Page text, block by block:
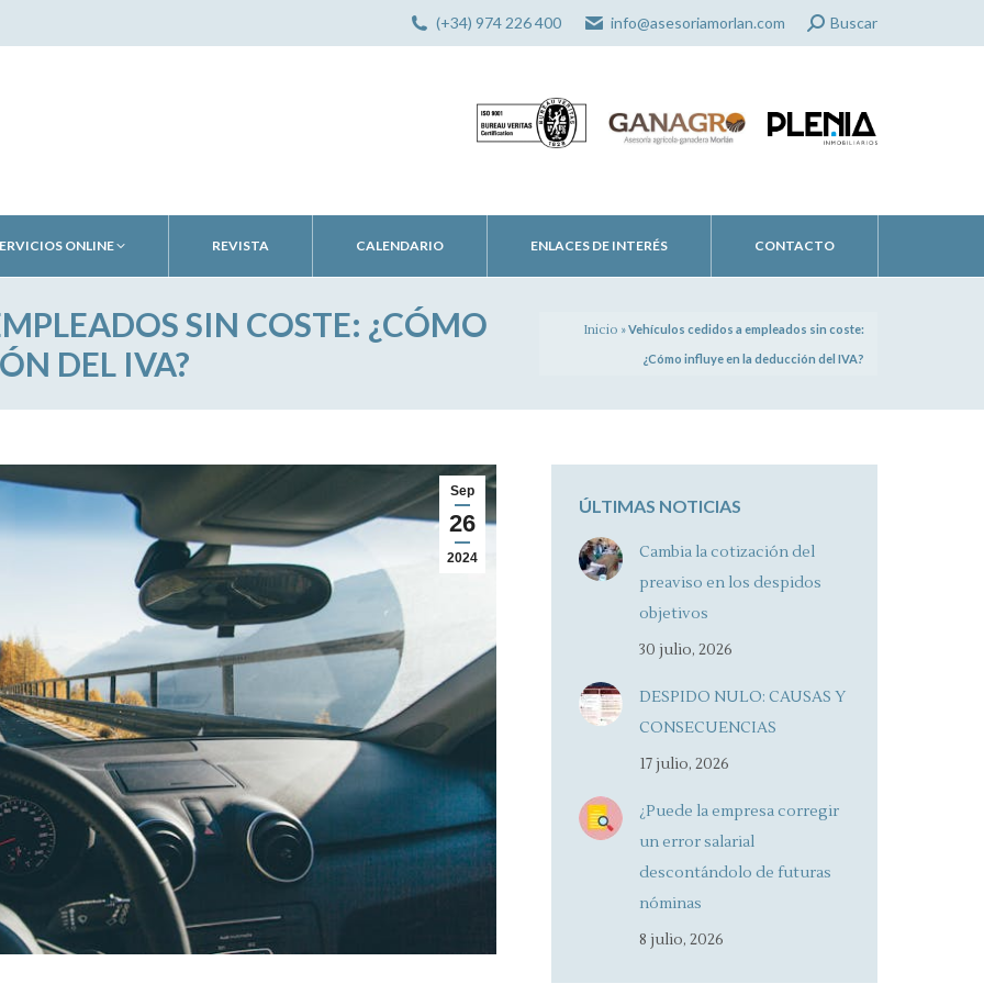
(+34) 974 226 400 info@asesoriamorlan.com Search:
Buscar
ONLINE REVISTA CALENDARIO ENLACES DE INTERÉS CONTACTO
SIN COSTE: ¿CÓMO
DEL IVA?
Inicio »Vehículos cedidos a empleados sin coste:
¿Cómo influye en la deducción del IVA?
Sep
26
2024
ÚLTIMAS NOTICIAS
Cambia la cotización del
preaviso en los despidos
objetivos
30 julio, 2026
DESPIDO NULO: CAUSAS Y
CONSECUENCIAS
17 julio, 2026
¿Puede la empresa corregir
un error salarial
descontándolo de futuras
nóminas
8 julio, 2026